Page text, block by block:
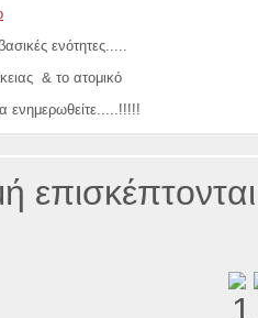
ενότητες.....
& το ατομικό
ενημερωθείτε.....!!!!!